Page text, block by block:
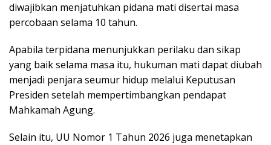
diwajibkan menjatuhkan pidana mati disertai masa
percobaan selama 10 tahun.
Apabila terpidana menunjukkan perilaku dan sikap
yang baik selama masa itu, hukuman mati dapat diubah
menjadi penjara seumur hidup melalui Keputusan
Presiden setelah mempertimbangkan pendapat
Mahkamah Agung.
Selain itu, UU Nomor 1 Tahun 2026 juga menetapkan